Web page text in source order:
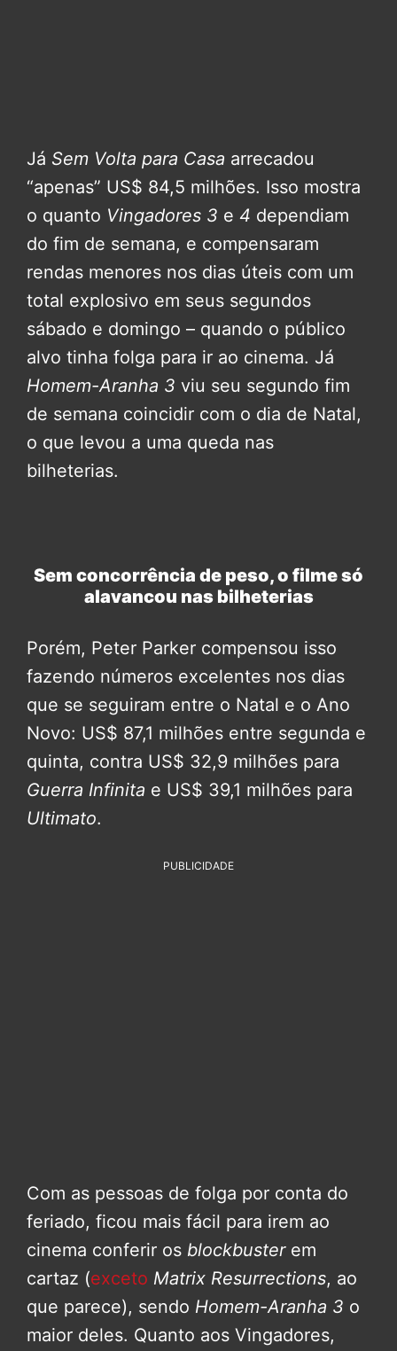
Já Sem Volta para Casa arrecadou
“apenas” US$ 84,5 milhões. Isso mostra
o quanto Vingadores 3 e 4 dependiam
do fim de semana, e compensaram
rendas menores nos dias úteis com um
total explosivo em seus segundos
sábado e domingo – quando o público
alvo tinha folga para ir ao cinema. Já
Homem-Aranha 3 viu seu segundo fim
de semana coincidir com o dia de Natal,
o que levou a uma queda nas
bilheterias.
Sem concorrência de peso, o filme só
alavancou nas bilheterias
Porém, Peter Parker compensou isso
fazendo números excelentes nos dias
que se seguiram entre o Natal e o Ano
Novo: US$ 87,1 milhões entre segunda e
quinta, contra US$ 32,9 milhões para
Guerra Infinita e US$ 39,1 milhões para
Ultimato.
PUBLICIDADE
Com as pessoas de folga por conta do
feriado, ficou mais fácil para irem ao
cinema conferir os blockbusterem
cartaz (exceto Matrix Resurrections, ao
que parece), sendo Homem-Aranha 3 o
maior deles. Quanto aos Vingadores,